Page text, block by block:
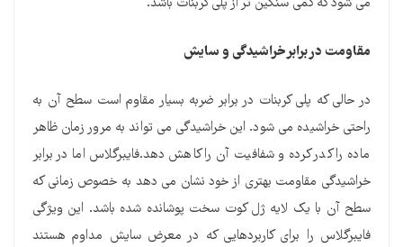
مقاومت در برابر خراشیدگی و سایش
در حالی که پلی کربنات در برابر ضربه بسیار مقاوم است سطح آن به
راحتی خراشیده می شود. این خراشیدگی می تواند به مرور زمان ظاهر
ماده را کدر کرده و شفافیت آن را کاهش دهد.فایبرگلاس اما در برابر
خراشیدگی مقاومت بهتری از خود نشان می دهد به خصوص زمانی که
سطح آن با یک لایه ژل کوت سخت پوشانده شده باشد. این ویژگی
فایبرگلاس را برای کاربردهایی که در معرض سایش مداوم هستند